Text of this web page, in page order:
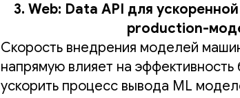
3. Web: Data API для
production-
Скорость внедрения моделей
напрямую влияет на эффективность
ускорить процесс вывода ML